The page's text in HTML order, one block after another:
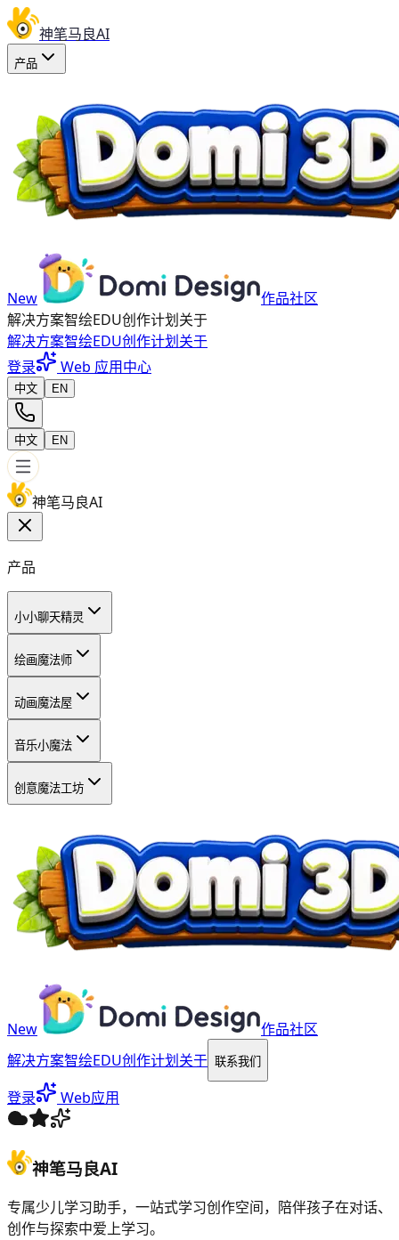
神笔马良AI
产品
New
作品社区
解决方案智绘EDU创作计划关于
解决方案智绘EDU创作计划关于
登录
Web 应用中心
中文 EN
中文 EN
神笔马良AI
产品
小小聊天精灵
绘画魔法师
动画魔法屋
音乐小魔法
创意魔法工坊
New
作品社区
解决方案智绘EDU创作计划关于 联系我们
登录 Web应用
神笔马良AI
专属少儿学习助手，一站式学习创作空间，陪伴孩子在对话、
创作与探索中爱上学习。